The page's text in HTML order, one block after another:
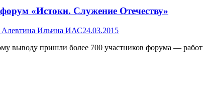
«Истоки. Служение Отечеству»
Алевтина Ильина ИАС24.03.2015
выводу пришли более 700 участников форума —